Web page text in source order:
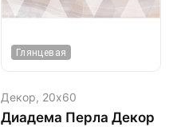
Глянцевая
Декор, 20х60
Диадема Перла Декор